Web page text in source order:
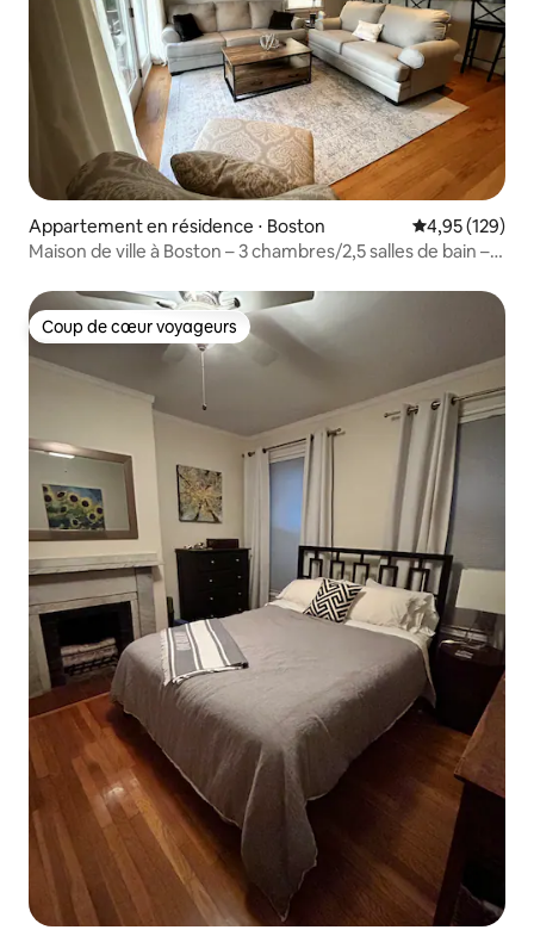
Appartement en résidence ⋅ Boston Évaluation
4,95 (129)
Maison de ville à Boston – 3 chambres/2,5 salles de bain –
Coup de cœur voyageurs
Coup de cœur voyageurs